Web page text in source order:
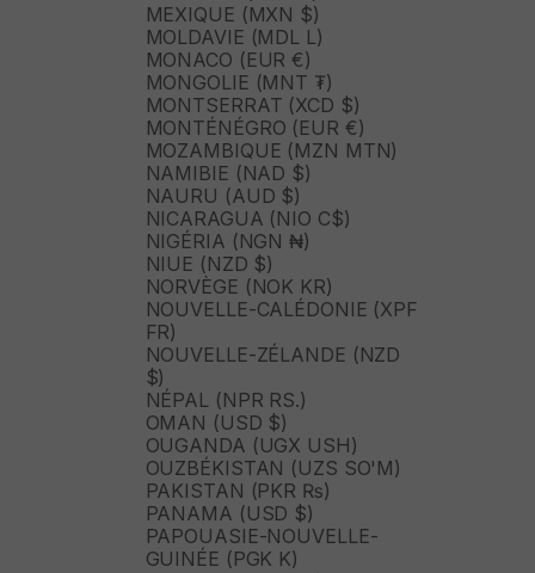
MEXIQUE (MXN $)
MOLDAVIE (MDL L)
MONACO (EUR €)
MONGOLIE (MNT ₮)
MONTSERRAT (XCD $)
MONTÉNÉGRO (EUR €)
MOZAMBIQUE (MZN MTN)
NAMIBIE (NAD $)
NAURU (AUD $)
NICARAGUA (NIO C$)
NIGÉRIA (NGN ₦)
NIUE (NZD $)
NORVÈGE (NOK KR)
NOUVELLE-CALÉDONIE (XPF
FR)
NOUVELLE-ZÉLANDE (NZD
$)
NÉPAL (NPR RS.)
OMAN (USD $)
OUGANDA (UGX USH)
OUZBÉKISTAN (UZS SO'M)
PAKISTAN (PKR ₨)
PANAMA (USD $)
PAPOUASIE-NOUVELLE-
GUINÉE (PGK K)